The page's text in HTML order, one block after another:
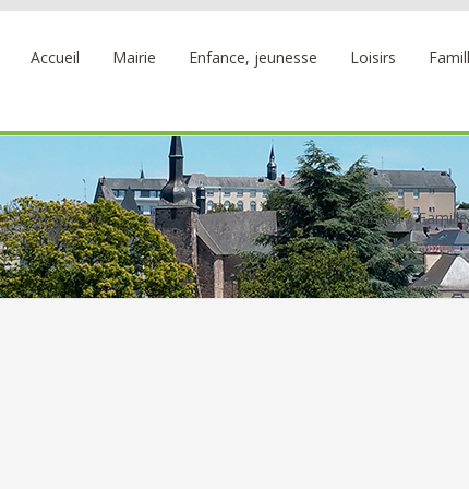
Accueil Mairie Enfance, jeunesse Loisirs
Accueil Famille